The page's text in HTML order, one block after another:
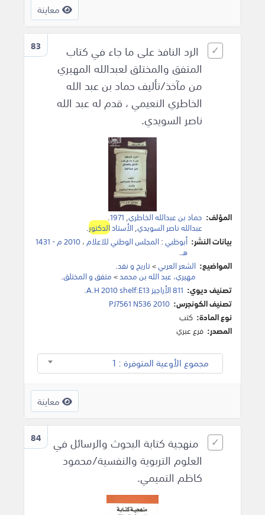
معاينة
83
الرد النافذ على ما جاء في كتاب
المتفق والمختلق لعبدالله المهيري
من مآخذ/تأليف حماد بن عبد الله
الخاطري النعيمي ، قدم له عبد الله
ناصر السويدي.
المؤلف: حماد بن عبدالله الخاطري,
.
عبدالله ناصر السويدي,الأستاذالدكتور.
بيانات النشر: أبوظبي:المجلس الوطني للاعلام، 2010 م - 1431
هـ.
المواضيع: الشعر العربي>تاريخ و نقد.
مهيري، عبد الله بن محمد>متفق و المختلق.
تصنيف ديوي: 811 الأراجيز A.H 2010 shelf:E13.
تصنيف الكونجرس: PJ7561 N536 2010
نوع المادة: كتب
المصدر: فرع عبري
مجموع الأوعية المتوفرة : 1
معاينة
84
منهجية كتابة البحوث والرسائل في
العلوم التربوية والنفسية/محمود
كاظم التميمي.